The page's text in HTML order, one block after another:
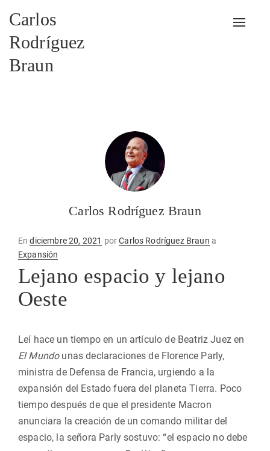
Carlos
Rodríguez
Braun
Carlos Rodríguez Braun
EnPublicado
en
diciembre 20, 2021 porCarlos Rodríguez Braun a
Expansión
Lejano espacio y lejano
Oeste
Leí hace un tiempo en un artículo de Beatriz Juez en
El Mundounas declaraciones de Florence Parly,
ministra de Defensa de Francia, urgiendo a la
expansión del Estado fuera del planeta Tierra. Poco
tiempo después de que el presidente Macron
anunciara la creación de un comando militar del
espacio, la señora Parly sostuvo: “el espacio no debe